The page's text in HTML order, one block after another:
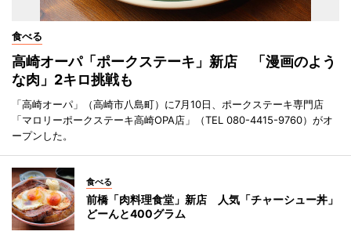
食べる
高崎オーパ「ポークステーキ」新店 「漫画のよう
な肉」2キロ挑戦も
「高崎オーパ」（高崎市八島町）に7月10日、ポークステーキ専門店
「マロリーポークステーキ高崎OPA店」（TEL 080-4415-9760）がオ
ープンした。
食べる
前橋「肉料理食堂」新店 人気「チャーシュー丼」
どーんと400グラム